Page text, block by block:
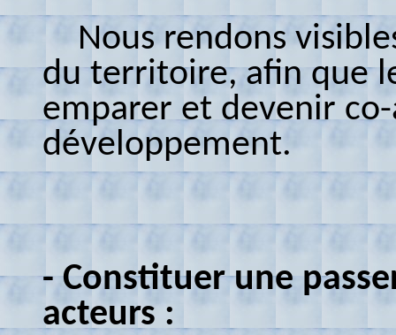
Nous rendons
du territoire, afin que
emparer et devenir
développement.
- Constituer une
acteurs :